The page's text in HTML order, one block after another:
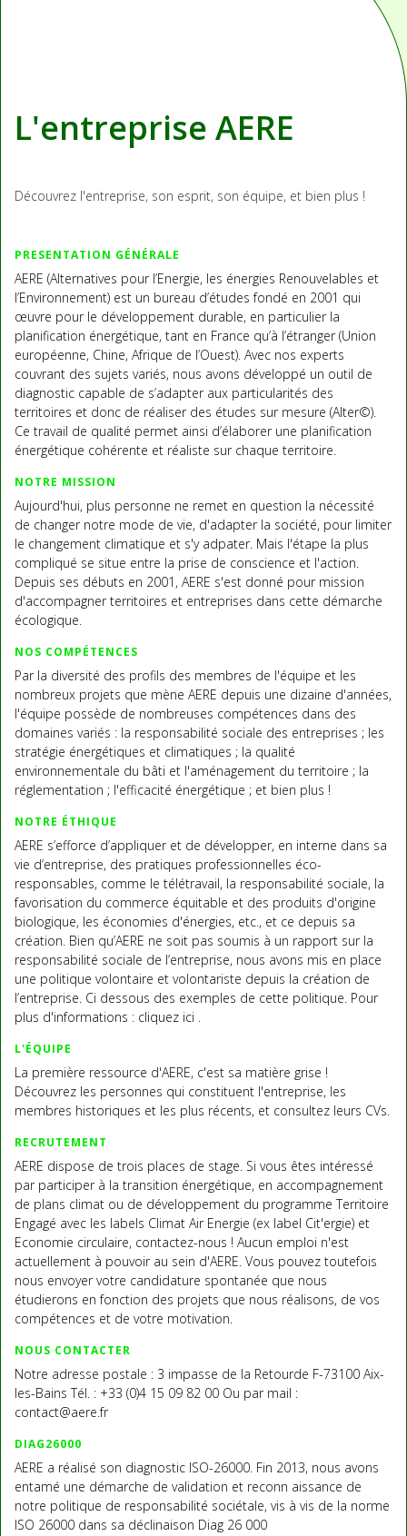
L'entreprise AERE
Découvrez l'entreprise, son esprit, son équipe, et bien plus !
PRESENTATION GÉNÉRALE
AERE (Alternatives pour l’Energie, les énergies Renouvelables et
l’Environnement) est un bureau d’études fondé en 2001 qui
œuvre pour le développement durable, en particulier la
planification énergétique, tant en France qu’à l’étranger (Union
européenne, Chine, Afrique de l’Ouest). Avec nos experts
couvrant des sujets variés, nous avons développé un outil de
diagnostic capable de s’adapter aux particularités des
territoires et donc de réaliser des études sur mesure (Alter©).
Ce travail de qualité permet ainsi d’élaborer une planification
énergétique cohérente et réaliste sur chaque territoire.
NOTRE MISSION
Aujourd'hui, plus personne ne remet en question la nécessité
de changer notre mode de vie, d'adapter la société, pour limiter
le changement climatique et s'y adpater. Mais l'étape la plus
compliqué se situe entre la prise de conscience et l'action.
Depuis ses débuts en 2001, AERE s'est donné pour mission
d'accompagner territoires et entreprises dans cette démarche
écologique.
NOS COMPÉTENCES
Par la diversité des profils des membres de l'équipe et les
nombreux projets que mène AERE depuis une dizaine d'années,
l'équipe possède de nombreuses compétences dans des
domaines variés : la responsabilité sociale des entreprises ; les
stratégie énergétiques et climatiques ; la qualité
environnementale du bâti et l'aménagement du territoire ; la
réglementation ; l'efficacité énergétique ; et bien plus !
NOTRE ÉTHIQUE
AERE s’efforce d’appliquer et de développer, en interne dans sa
vie d’entreprise, des pratiques professionnelles éco-
responsables, comme le télétravail, la responsabilité sociale, la
favorisation du commerce équitable et des produits d'origine
biologique, les économies d'énergies, etc., et ce depuis sa
création. Bien qu’AERE ne soit pas soumis à un rapport sur la
responsabilité sociale de l’entreprise, nous avons mis en place
une politique volontaire et volontariste depuis la création de
l’entreprise. Ci dessous des exemples de cette politique. Pour
plus d'informations : cliquez ici .
L'ÉQUIPE
La première ressource d'AERE, c'est sa matière grise !
Découvrez les personnes qui constituent l'entreprise, les
membres historiques et les plus récents, et consultez leurs CVs.
RECRUTEMENT
AERE dispose de trois places de stage. Si vous êtes intéressé
par participer à la transition énergétique, en accompagnement
de plans climat ou de développement du programme Territoire
Engagé avec les labels Climat Air Energie (ex label Cit'ergie) et
Economie circulaire, contactez-nous ! Aucun emploi n'est
actuellement à pouvoir au sein d'AERE. Vous pouvez toutefois
nous envoyer votre candidature spontanée que nous
étudierons en fonction des projets que nous réalisons, de vos
compétences et de votre motivation.
NOUS CONTACTER
Notre adresse postale : 3 impasse de la Retourde F-73100 Aix-
les-Bains Tél. : +33 (0)4 15 09 82 00 Ou par mail :
contact@aere.fr
DIAG26000
AERE a réalisé son diagnostic ISO-26000. Fin 2013, nous avons
entamé une démarche de validation et reconn aissance de
notre politique de responsabilité sociétale, vis à vis de la norme
ISO 26000 dans sa déclinaison Diag 26 000